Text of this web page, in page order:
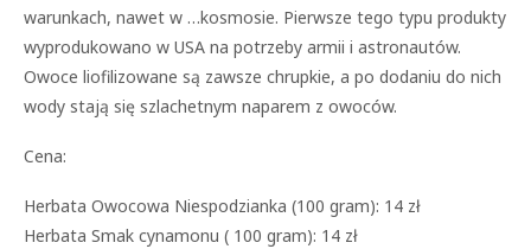
warunkach, nawet w …kosmosie. Pierwsze tego typu produkty
wyprodukowano w USA na potrzeby armii i astronautów.
Owoce liofilizowane są zawsze chrupkie, a po dodaniu do nich
wody stają się szlachetnym naparem z owoców.
Cena:
Herbata Owocowa Niespodzianka (100 gram): 14 zł
Herbata Smak cynamonu ( 100 gram): 14 zł